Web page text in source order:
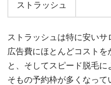
ストラッシュ
ストラッシュは特に安いサ
広告費にほとんどコストを
と、そしてスピード脱毛
そもの予約枠が多くなっ